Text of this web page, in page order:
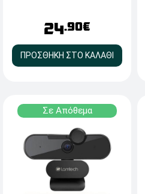
24.90€
ΠΡΟΣΘΗΚΗ ΣΤΟ ΚΑΛΑΘΙ
Σε Απόθεμα